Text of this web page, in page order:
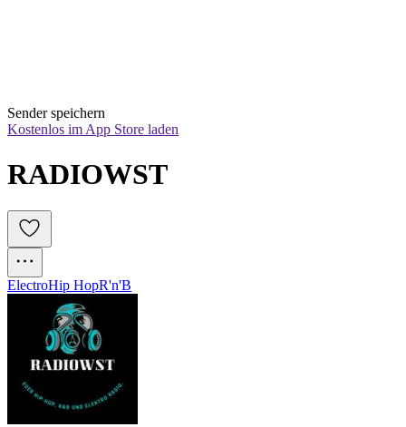
Sender speichern
Kostenlos im App Store laden
RADIOWST
ElectroHip HopR'n'B